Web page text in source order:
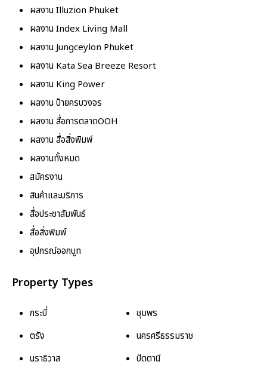
ผลงาน Illuzion Phuket
ผลงาน Index Living Mall
ผลงาน Jungceylon Phuket
ผลงาน Kata Sea Breeze Resort
ผลงาน King Power
ผลงาน ป้ายครบวงจร
ผลงาน สื่อการตลาดOOH
ผลงาน สื่อสิ่งพิมพ์
ผลงานทั้งหมด
สมัครงาน
สินค้าและบริการ
สื่อประชาสัมพันธ์
สื่อสิ่งพิมพ์
อุปกรณ์ออกบูท
Property Types
กระบี่
ชุมพร
ตรัง
นครศรีธรรมราช
นราธิวาส
ปัตตานี